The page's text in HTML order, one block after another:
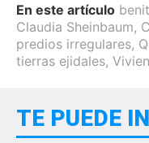
En este artículo
Claudia Sheinbaum,
predios irregulares,
tierras ejidales,
TE PUEDE